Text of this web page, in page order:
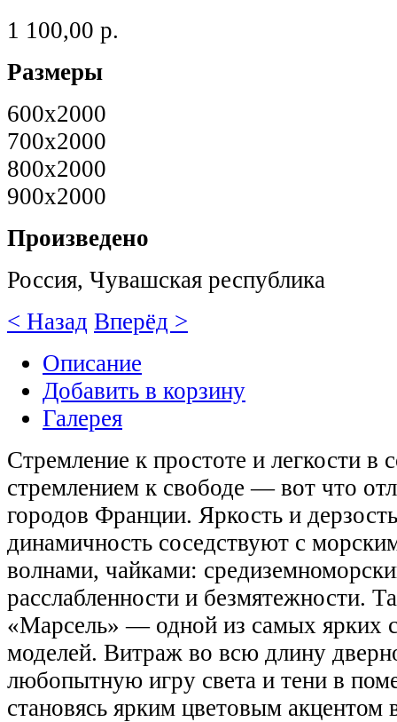
1 100,00 р.
Размеры
600х2000
700х2000
800х2000
900х2000
Произведено
Россия, Чувашская республика
< Назад Вперёд >
Описание
Добавить в корзину
Галерея
Стремление к простоте и легкости в
стремлением к свободе — вот что
городов Франции. Яркость и
динамичность соседствуют с
волнами, чайками:
расслабленности и безмятежности.
«Марсель» — одной из самых ярких
моделей. Витраж во всю длину
любопытную игру света и тени в
становясь ярким цветовым